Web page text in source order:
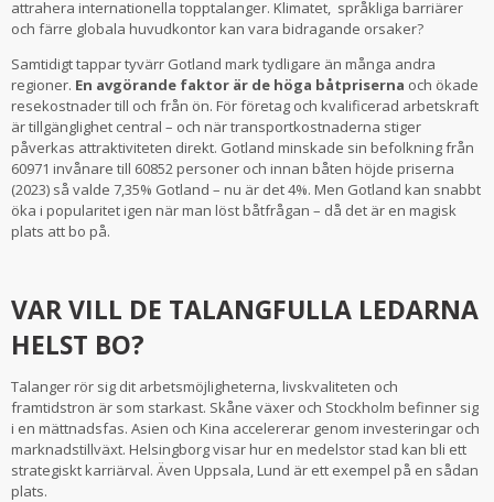
attrahera internationella topptalanger. Klimatet, språkliga barriärer
och färre globala huvudkontor kan vara bidragande orsaker?
Samtidigt tappar tyvärr Gotland mark tydligare än många andra
regioner. En avgörande faktor är de höga båtpriserna och ökade
resekostnader till och från ön. För företag och kvalificerad arbetskraft
är tillgänglighet central – och när transportkostnaderna stiger
påverkas attraktiviteten direkt. Gotland minskade sin befolkning från
60971 invånare till 60852 personer och innan båten höjde priserna
(2023) så valde 7,35% Gotland – nu är det 4%. Men Gotland kan snabbt
öka i popularitet igen när man löst båtfrågan – då det är en magisk
plats att bo på.
VAR VILL DE TALANGFULLA LEDARNA
HELST BO?
Talanger rör sig dit arbetsmöjligheterna, livskvaliteten och
framtidstron är som starkast. Skåne växer och Stockholm befinner sig
i en mättnadsfas. Asien och Kina accelererar genom investeringar och
marknadstillväxt. Helsingborg visar hur en medelstor stad kan bli ett
strategiskt karriärval. Även Uppsala, Lund är ett exempel på en sådan
plats.